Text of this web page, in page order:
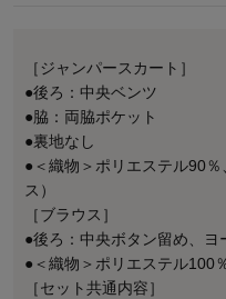
［ジャンパースカート］
●後ろ：中央ベンツ
●脇：両脇ポケット
●裏地なし
●＜織物＞ポリエステル90
ス）
［ブラウス］
●後ろ：中央ボタン留め、ヨ
●＜織物＞ポリエステル100
［セット共通内容］